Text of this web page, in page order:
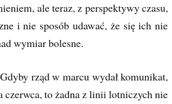
ale teraz, z perspektywy czasu,
i nie sposób udawać, że się ich nie
wymiar bolesne.
rząd w marcu wydał komunikat,
czerwca, to żadna z linii lotniczych nie